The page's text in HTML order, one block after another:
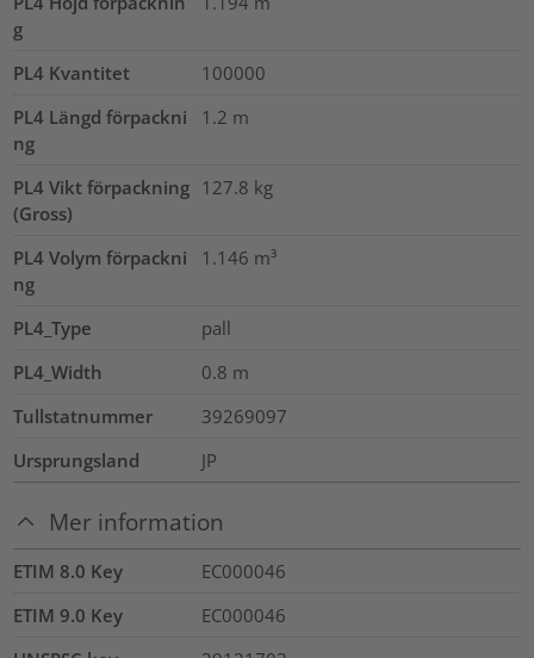
g
PL4 Kvantitet
100000
PL4 Längd förpackni
ng
1.2 m
PL4 Vikt förpackning
(Gross)
127.8 kg
PL4 Volym förpackni
ng
1.146 m³
PL4_Type
pall
PL4_Width
0.8 m
Tullstatnummer
39269097
Ursprungsland
JP
Mer information
ETIM 8.0 Key
EC000046
ETIM 9.0 Key
EC000046